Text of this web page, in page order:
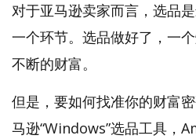
对于亚马逊卖家而言，选品
一个环节。选品做好了，一
不断的财富。
但是，要如何找准你的财富
马逊“Windows”选品工具，